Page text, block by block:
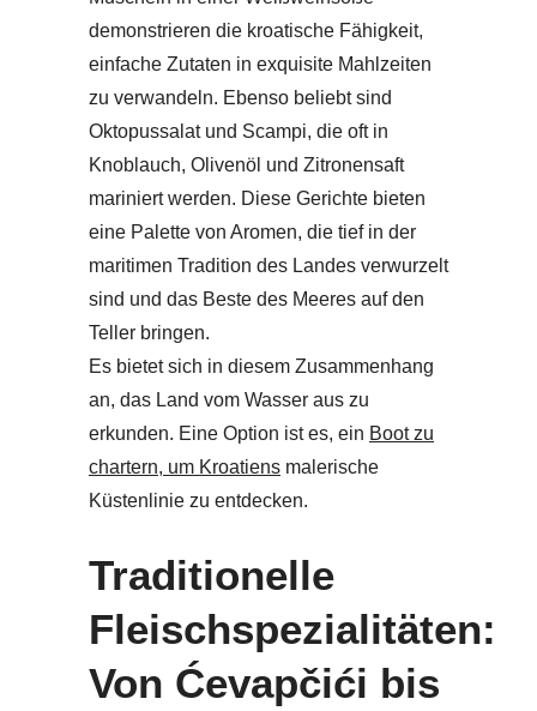
demonstrieren die kroatische Fähigkeit,
einfache Zutaten in exquisite Mahlzeiten
zu verwandeln. Ebenso beliebt sind
Oktopussalat und Scampi, die oft in
Knoblauch, Olivenöl und Zitronensaft
mariniert werden. Diese Gerichte bieten
eine Palette von Aromen, die tief in der
maritimen Tradition des Landes verwurzelt
sind und das Beste des Meeres auf den
Teller bringen.
Es bietet sich in diesem Zusammenhang
an, das Land vom Wasser aus zu
erkunden. Eine Option ist es, ein Boot zu
chartern, um Kroatiens malerische
Küstenlinie zu entdecken.
Traditionelle
Fleischspezialitäten:
Von Ćevapčići bis